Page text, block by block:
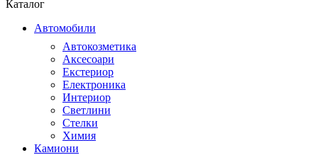
Каталог
Автомобили
Автокозметика
Аксесоари
Екстериор
Електроника
Интериор
Светлини
Стелки
Химия
Камиони